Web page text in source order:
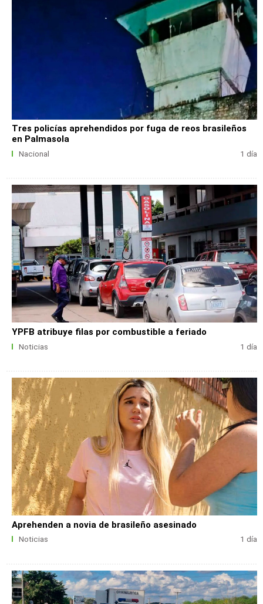
Tres policías aprehendidos por fuga de reos brasileños
en Palmasola
Nacional 1 día
YPFB atribuye filas por combustible a feriado
Noticias 1 día
Aprehenden a novia de brasileño asesinado
Noticias 1 día